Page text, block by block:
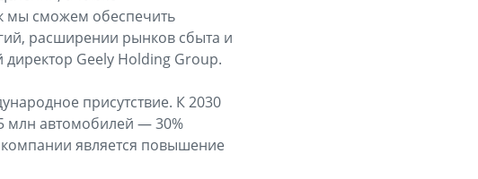
мы сможем обеспечить
расширении рынков сбыта и
Geely Holding Group.
присутствие. К 2030
млн автомобилей — 30%
является повышение